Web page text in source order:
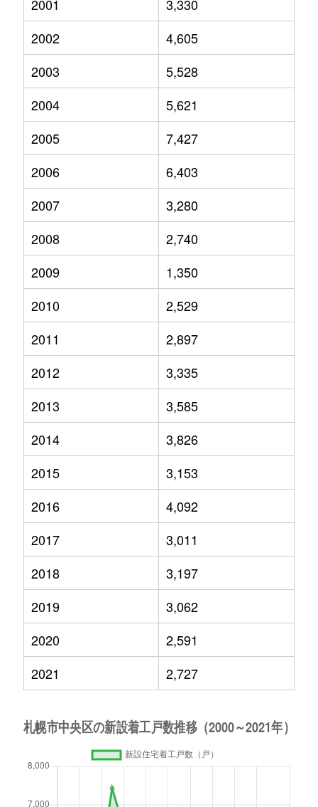
2001
3,330
2002
4,605
2003
5,528
2004
5,621
2005
7,427
2006
6,403
2007
3,280
2008
2,740
2009
1,350
2010
2,529
2011
2,897
2012
3,335
2013
3,585
2014
3,826
2015
3,153
2016
4,092
2017
3,011
2018
3,197
2019
3,062
2020
2,591
2021
2,727